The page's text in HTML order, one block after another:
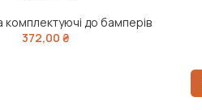
комплектуючі до бамперів
372,00 ₴